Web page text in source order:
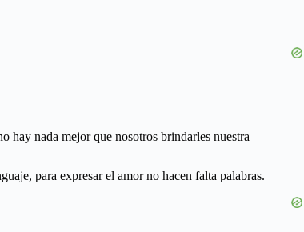
hay nada mejor que nosotros brindarles nuestra
para expresar el amor no hacen falta palabras.